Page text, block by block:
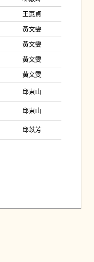
王惠貞
黃文雯
黃文雯
黃文雯
黃文雯
邱東山
邱東山
邱苡芳